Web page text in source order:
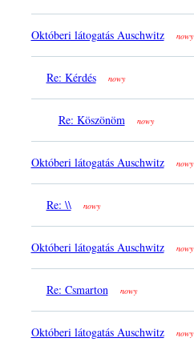
Októberi látogatás Auschwitz nowy
Re: Kérdés nowy
Re: Köszönöm nowy
Októberi látogatás Auschwitz nowy
Re: \\ nowy
Októberi látogatás Auschwitz nowy
Re: Csmarton nowy
Októberi látogatás Auschwitz nowy